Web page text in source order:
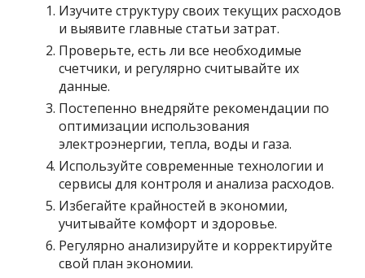
Изучите структуру своих текущих расходов
и выявите главные статьи затрат.
Проверьте, есть ли все необходимые
счетчики, и регулярно считывайте их
данные.
Постепенно внедряйте рекомендации по
оптимизации использования
электроэнергии, тепла, воды и газа.
Используйте современные технологии и
сервисы для контроля и анализа расходов.
Избегайте крайностей в экономии,
учитывайте комфорт и здоровье.
Регулярно анализируйте и корректируйте
свой план экономии.